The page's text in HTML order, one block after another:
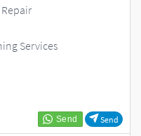
Send
Services